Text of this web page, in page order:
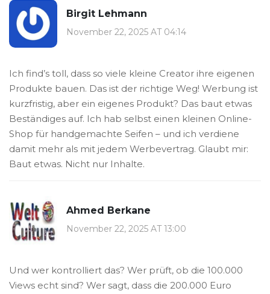
Birgit Lehmann
November 22, 2025 AT 04:14
Ich find’s toll, dass so viele kleine Creator ihre eigenen
Produkte bauen. Das ist der richtige Weg! Werbung ist
kurzfristig, aber ein eigenes Produkt? Das baut etwas
Beständiges auf. Ich hab selbst einen kleinen Online-
Shop für handgemachte Seifen – und ich verdiene
damit mehr als mit jedem Werbevertrag. Glaubt mir:
Baut etwas. Nicht nur Inhalte.
Ahmed Berkane
November 22, 2025 AT 13:00
Und wer kontrolliert das? Wer prüft, ob die 100.000
Views echt sind? Wer sagt, dass die 200.000 Euro